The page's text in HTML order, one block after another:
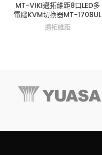
MT-VIKI邁拓維距8口LED多
電腦KVM切換器MT-1708UL
邁拓維距